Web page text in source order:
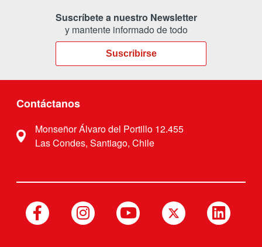
Suscríbete a nuestro Newsletter
y mantente informado de todo
Suscribirse
Contáctanos
Monseñor Álvaro del Portillo 12.455
Las Condes, Santiago, Chile